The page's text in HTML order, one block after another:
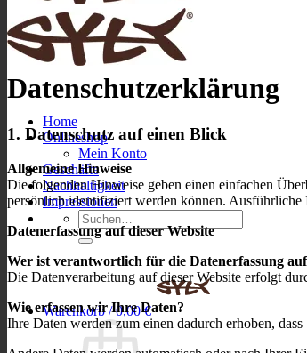
Home
Onlineshop
Mein Konto
Geschäfte
Nachhaltigkeit
Impressionen
Suchen
nach:
Warenkorb /0,00€
Datenschutzerklärung
1. Datenschutz auf einen Blick
Allgemeine Hinweise
Die folgenden Hinweise geben einen einfachen
persönlich identifiziert werden können. Ausführliche
Datenerfassung auf dieser Website
Wer ist verantwortlich für die Datenerfassung auf
Die Datenverarbeitung auf dieser Website erfolgt
Wie erfassen wir Ihre Daten?
Ihre Daten werden zum einen dadurch erhoben,